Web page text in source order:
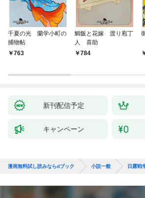
千夏の光 蘭学小町の
捕物帖
763
鯛飯と花嫁 渡り庖丁
人 喜助
784
新刊配信予定
キャンペーン
漫画無料試し読みならdブック 小説一般 日露戦